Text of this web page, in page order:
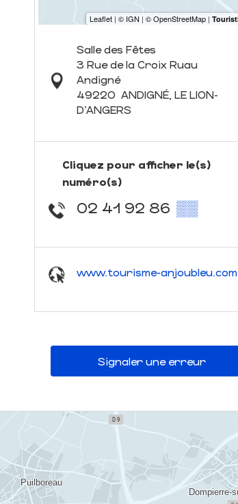
Salle des Fêtes
3 Rue de la Croix Ruau
Andigné
49220 ANDIGNÉ, LE LION-
D'ANGERS
Cliquez pour afficher le(s)
numéro(s)
02 41 92 86 ▒▒
www.tourisme-anjoubleu.com
Signaler une erreur